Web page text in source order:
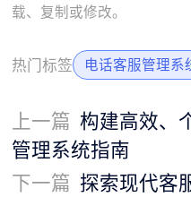
载、复制或修改。
热门标签 电话客服管理系
上一篇 构建高效、
管理系统指南
下一篇 探索现代客